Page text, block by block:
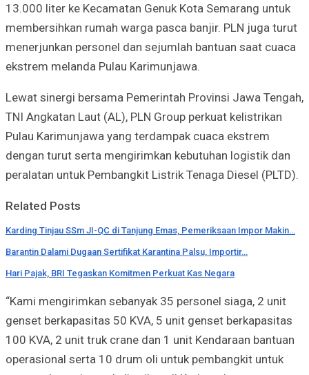
13.000 liter ke Kecamatan Genuk Kota Semarang untuk
membersihkan rumah warga pasca banjir. PLN juga turut
menerjunkan personel dan sejumlah bantuan saat cuaca
ekstrem melanda Pulau Karimunjawa.
Lewat sinergi bersama Pemerintah Provinsi Jawa Tengah,
TNI Angkatan Laut (AL), PLN Group perkuat kelistrikan
Pulau Karimunjawa yang terdampak cuaca ekstrem
dengan turut serta mengirimkan kebutuhan logistik dan
peralatan untuk Pembangkit Listrik Tenaga Diesel (PLTD).
Related Posts
Karding Tinjau SSm JI-QC di Tanjung Emas, Pemeriksaan Impor Makin…
Barantin Dalami Dugaan Sertifikat Karantina Palsu, Importir…
Hari Pajak, BRI Tegaskan Komitmen Perkuat Kas Negara
“Kami mengirimkan sebanyak 35 personel siaga, 2 unit
genset berkapasitas 50 KVA, 5 unit genset berkapasitas
100 KVA, 2 unit truk crane dan 1 unit Kendaraan bantuan
operasional serta 10 drum oli untuk pembangkit untuk